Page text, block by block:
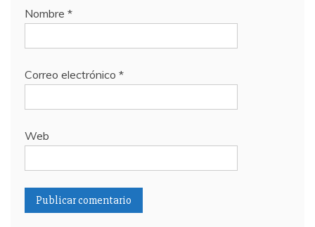
Nombre *
Correo electrónico *
Web